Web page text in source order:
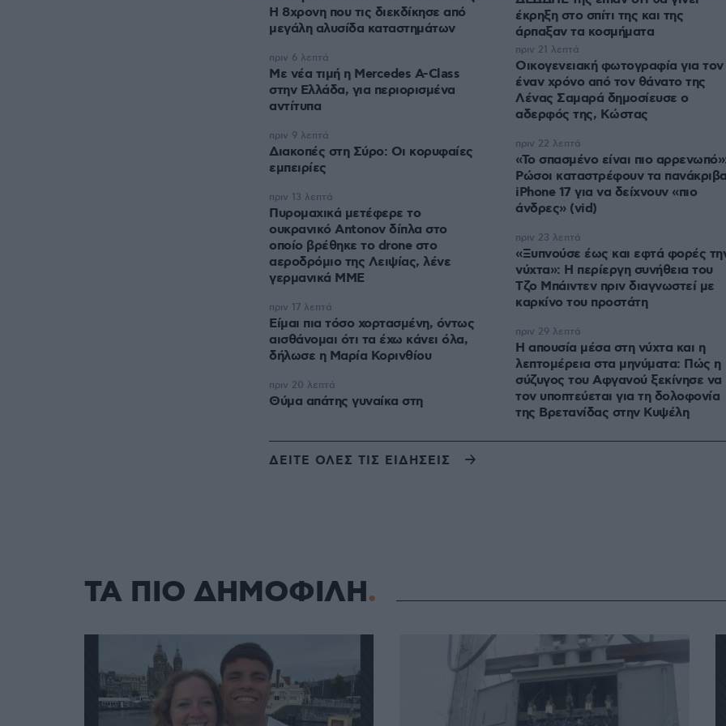
Η 8χρονη που τις διεκδίκησε από
μεγάλη αλυσίδα καταστημάτων
Με νέα τιμή η Mercedes A-Class
στην Ελλάδα, για περιορισμένα
αντίτυπα
πριν 6 λεπτά
Διακοπές στη Σύρο: Οι κορυφαίες
εμπειρίες
πριν 9 λεπτά
Πυρομαχικά μετέφερε το
ουκρανικό Antonov δίπλα στο
οποίο βρέθηκε το drone στο
αεροδρόμιο της Λειψίας, λένε
γερμανικά ΜΜΕ
πριν 13 λεπτά
Είμαι πια τόσο χορτασμένη, όντως
αισθάνομαι ότι τα έχω κάνει όλα,
δήλωσε η Μαρία Κορινθίου
πριν 17 λεπτά
Θύμα απάτης γυναίκα στη
έκρηξη στο σπίτι της και της
άρπαξαν τα κοσμήματα
πριν 20 λεπτά
Οικογενειακή φωτογραφία για τον
έναν χρόνο από τον θάνατο της
Λένας Σαμαρά δημοσίευσε ο
αδερφός της, Κώστας
πριν 21 λεπτά
«Το σπασμένο είναι πιο
Ρώσοι καταστρέφουν τα
iPhone 17 για να δείχνουν «πιο
άνδρες» (vid)
πριν 22 λεπτά
«Ξυπνούσε έως και εφτά φορές
νύχτα»: Η περίεργη συνήθεια του
Τζο Μπάιντεν πριν διαγνωστεί με
καρκίνο του προστάτη
πριν 23 λεπτά
Η απουσία μέσα στη νύχτα και η
λεπτομέρεια στα μηνύματα: Πώς η
σύζυγος του Αφγανού ξεκίνησε να
τον υποπτεύεται για τη δολοφονία
της Βρετανίδας στην Κυψέλη
πριν 29 λεπτά
ΔΕΙΤΕ ΟΛΕΣ ΤΙΣ ΕΙΔΗΣΕΙΣ
ΤΑ ΠΙΟ ΔΗΜΟΦΙΛΗ